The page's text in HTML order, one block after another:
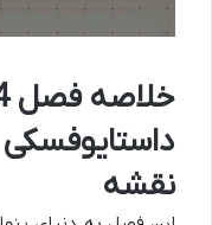
نقشه